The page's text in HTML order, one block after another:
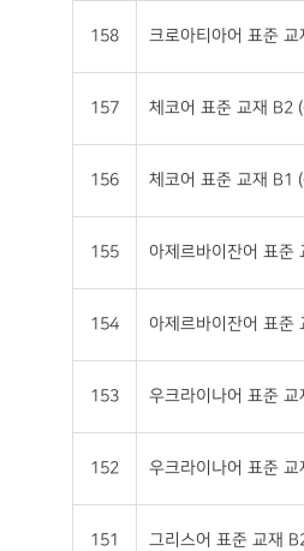
158 크로아티아어 표준
157 체코어 표준 교재 B2
156 체코어 표준 교재 B1
155 아제르바이잔어 표
154 아제르바이잔어 표
153 우크라이나어 표준
152 우크라이나어 표준
151 그리스어 표준 교재